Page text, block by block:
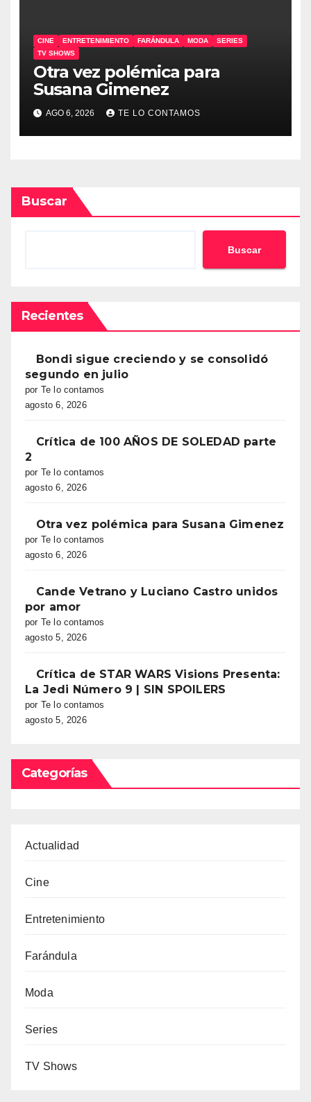
CINE ENTRETENIMIENTO FARÁNDULA MODA
SERIES
TV SHOWS
Otra vez polémica para
Susana Gimenez
AGO 6, 2026 TE LO CONTAMOS
Buscar
Buscar
Recientes
Bondi sigue creciendo y se consolidó
segundo en julio
por Te lo contamos
agosto 6, 2026
Crítica de 100 AÑOS DE SOLEDAD parte
2
por Te lo contamos
agosto 6, 2026
Otra vez polémica para Susana Gimenez
por Te lo contamos
agosto 6, 2026
Cande Vetrano y Luciano Castro unidos
por amor
por Te lo contamos
agosto 5, 2026
Crítica de STAR WARS Visions Presenta:
La Jedi Número 9 | SIN SPOILERS
por Te lo contamos
agosto 5, 2026
Categorías
Actualidad
Cine
Entretenimiento
Farándula
Moda
Series
TV Shows